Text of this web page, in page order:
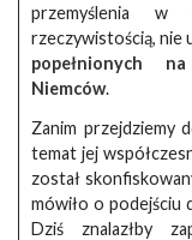
przemyślenia
rzeczywistością, nie
popełnionych
Niemców.
Zanim przejdziemy
temat jej
został
mówiło o podejściu
Dziś znalazłby